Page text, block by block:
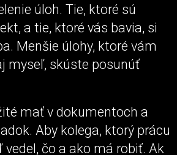
úloh. Tie, ktoré sú
a tie, ktoré vás bavia, si
Menšie úlohy, ktoré vám
myseľ, skúste posunúť
mať v dokumentoch a
Aby kolega, ktorý prácu
vedel, čo a ako má robiť. Ak